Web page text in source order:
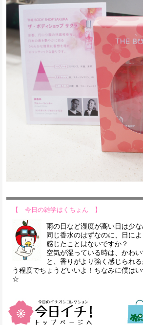
【 今日の雑学はくちょん 】
雨の日など湿度が高い日は少な
同じ香水のはずなのに、日に
感じたことはないですか？
空気が湿っている時は、かわ
と、香りがより強く感じられ
う程度でちょうどいいよ！ちなみに僕は
☆